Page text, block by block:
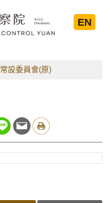
EN
常設委員會(原)